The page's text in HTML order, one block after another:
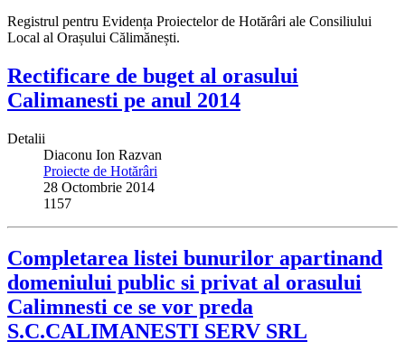
Registrul pentru Evidența Proiectelor de Hotărâri ale Consiliului
Local al Orașului Călimănești.
Rectificare de buget al orasului
Calimanesti pe anul 2014
Detalii
Diaconu Ion Razvan
Proiecte de Hotărâri
28 Octombrie 2014
1157
Completarea listei bunurilor apartinand
domeniului public si privat al orasului
Calimnesti ce se vor preda
S.C.CALIMANESTI SERV SRL